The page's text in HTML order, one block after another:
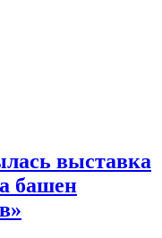
выставка
башен